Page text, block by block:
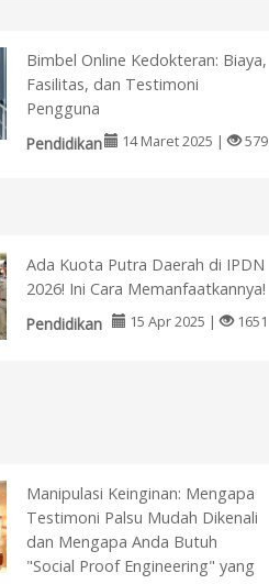
Bimbel Online Kedokteran: Biaya,
Fasilitas, dan Testimoni
Pengguna
Pendidikan
14 Maret 2025 | 579
Ada Kuota Putra Daerah di IPDN
2026! Ini Cara Memanfaatkannya!
Pendidikan
15 Apr 2025 | 1651
Manipulasi Keinginan: Mengapa
Testimoni Palsu Mudah Dikenali
dan Mengapa Anda Butuh
"Social Proof Engineering" yang